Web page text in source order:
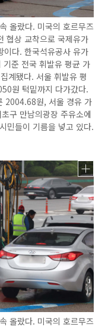
올랐다. 미국의 호르무즈
협상 교착으로 국제유가
이다. 한국석유공사 유가
준 전국 휘발유 평균 가
계됐다. 서울 휘발유 평
원 턱밑까지 다가갔다.
2004.68원, 서울 경유 가
구 만남의광장 주유소에
민들이 기름을 넣고 있다.
올랐다. 미국의 호르무즈